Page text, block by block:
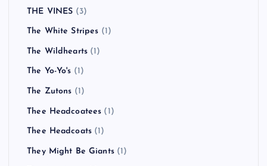
THE VINES (3)
The White Stripes (1)
The Wildhearts (1)
The Yo-Yo's (1)
The Zutons (1)
Thee Headcoatees (1)
Thee Headcoats (1)
They Might Be Giants(1)